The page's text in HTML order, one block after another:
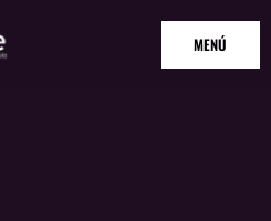
MAIN
MENU
MENÚ